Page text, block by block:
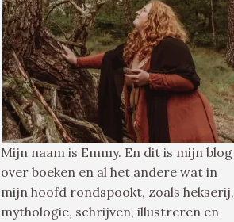
Mijn naam is Emmy. En dit is mijn blog
over boeken en al het andere wat in
mijn hoofd rondspookt, zoals hekserij,
mythologie, schrijven, illustreren en